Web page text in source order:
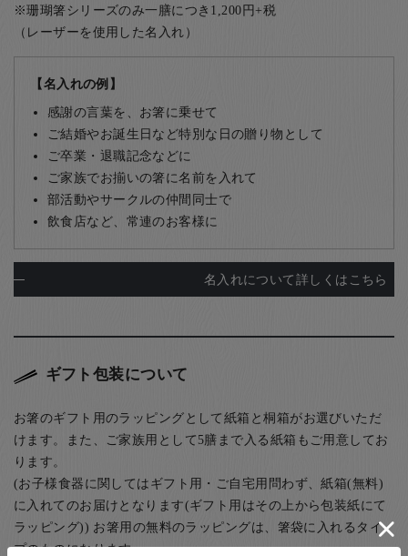
※珊瑚箸シリーズのみ一膳につき1,200円+税
（レーザーを使用した名入れ）
【名入れの例】
感謝の言葉を、お箸に乗せて
ご結婚やお誕生日など特別な日の贈り物として
ご卒業・退職記念などに
ご家族でお揃いの箸に名前を入れて
部活動やサークルの仲間同士で
飲食店など、常連のお客様に
名入れについて詳しくはこちら
ギフト包装について
お箸のギフト用のラッピングとして紙箱と桐箱がお選びいただ
けます。また、ご家族用として5膳まで入る紙箱もご用意してお
ります。
(お子様食器に関してはギフト用・ご自宅用問わず、紙箱(無料)
に入れてのお届けとなります(ギフト用はその上から包装紙にて
ラッピング)) お箸用の無料のラッピングは、箸袋に入れるタイ
プのものになります。